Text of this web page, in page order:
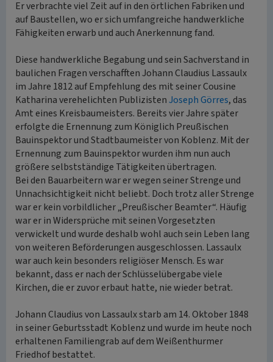
Er verbrachte viel Zeit auf in den örtlichen Fabriken und
auf Baustellen, wo er sich umfangreiche handwerkliche
Fähigkeiten erwarb und auch Anerkennung fand.
Diese handwerkliche Begabung und sein Sachverstand in
baulichen Fragen verschafften Johann Claudius Lassaulx
im Jahre 1812 auf Empfehlung des mit seiner Cousine
Katharina verehelichten PublizistenJoseph Görres, das
Amt eines Kreisbaumeisters. Bereits vier Jahre später
erfolgte die Ernennung zum Königlich Preußischen
Bauinspektor und Stadtbaumeister von Koblenz. Mit der
Ernennung zum Bauinspektor wurden ihm nun auch
größere selbstständige Tätigkeiten übertragen.
Bei den Bauarbeitern war er wegen seiner Strenge und
Unnachsichtigkeit nicht beliebt. Doch trotz aller Strenge
war er kein vorbildlicher „Preußischer Beamter“. Häufig
war er in Widersprüche mit seinen Vorgesetzten
verwickelt und wurde deshalb wohl auch sein Leben lang
von weiteren Beförderungen ausgeschlossen. Lassaulx
war auch kein besonders religiöser Mensch. Es war
bekannt, dass er nach der Schlüsselübergabe viele
Kirchen, die er zuvor erbaut hatte, nie wieder betrat.
Johann Claudius von Lassaulx starb am 14. Oktober 1848
in seiner Geburtsstadt Koblenz und wurde im heute noch
erhaltenen Familiengrab auf dem Weißenthurmer
Friedhof bestattet.